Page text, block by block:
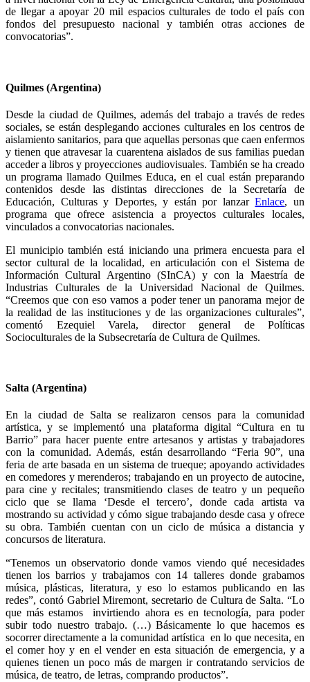
de llegar a apoyar 20 mil espacios culturales de todo el país con
fondos del presupuesto nacional y también otras acciones de
convocatorias”.
Quilmes (Argentina)
Desde la ciudad de Quilmes, además del trabajo a través de redes
sociales, se están desplegando acciones culturales en los centros de
aislamiento sanitarios, para que aquellas personas que caen enfermos
y tienen que atravesar la cuarentena aislados de sus familias puedan
acceder a libros y proyecciones audiovisuales. También se ha creado
un programa llamado Quilmes Educa, en el cual están preparando
contenidos desde las distintas direcciones de la Secretaría de
Educación, Culturas y Deportes, y están por lanzarEnlace, un
programa que ofrece asistencia a proyectos culturales locales,
vinculados a convocatorias nacionales.
El municipio también está iniciando una primera encuesta para el
sector cultural de la localidad, en articulación con el Sistema de
Información Cultural Argentino (SInCA) y con la Maestría de
Industrias Culturales de la Universidad Nacional de Quilmes.
“Creemos que con eso vamos a poder tener un panorama mejor de
la realidad de las instituciones y de las organizaciones culturales”,
comentó Ezequiel Varela, director general de Políticas
Socioculturales de la Subsecretaría de Cultura de Quilmes.
Salta (Argentina)
En la ciudad de Salta se realizaron censos para la comunidad
artística, y se implementó una plataforma digital “Cultura en tu
Barrio” para hacer puente entre artesanos y artistas y trabajadores
con la comunidad. Además, están desarrollando “Feria 90”, una
feria de arte basada en un sistema de trueque; apoyando actividades
en comedores y merenderos; trabajando en un proyecto de autocine,
para cine y recitales; transmitiendo clases de teatro y un pequeño
ciclo que se llama ‘Desde el tercero’, donde cada artista va
mostrando su actividad y cómo sigue trabajando desde casa y ofrece
su obra. También cuentan con un ciclo de música a distancia y
concursos de literatura.
“Tenemos un observatorio donde vamos viendo qué necesidades
tienen los barrios y trabajamos con 14 talleres donde grabamos
música, plásticas, literatura, y eso lo estamos publicando en las
redes”, contó Gabriel Miremont, secretario de Cultura de Salta. “Lo
que más estamos invirtiendo ahora es en tecnología, para poder
subir todo nuestro trabajo. (…) Básicamente lo que hacemos es
socorrer directamente a la comunidad artística en lo que necesita, en
el comer hoy y en el vender en esta situación de emergencia, y a
quienes tienen un poco más de margen ir contratando servicios de
música, de teatro, de letras, comprando productos”.